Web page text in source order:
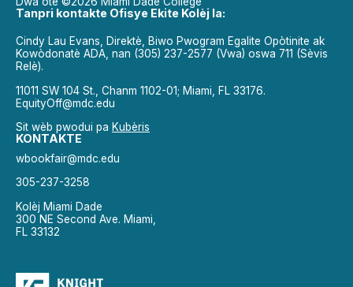
Tanpri kontakte Ofisye Ekite Kolèj la:
Cindy Lau Evans, Direktè, Biwo Pwogram Egalite Opòtinite ak
Kowòdonatè ADA, nan (305) 237-2577 (Vwa) oswa 711 (Sèvis
Relè).
11011 SW 104 St., Chanm 1102-01; Miami, FL 33176.
EquityOff@mdc.edu
Sit wèb pwodui pa Kubèris
KONTAKTE
wbookfair@mdc.edu
305-237-3258
Kolèj Miami Dade
300 NE Second Ave. Miami,
FL 33132